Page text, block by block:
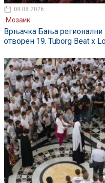
08.08.2026
Мозаик
Врњачка Бања регионални
отворен 19. Tuborg Beat x